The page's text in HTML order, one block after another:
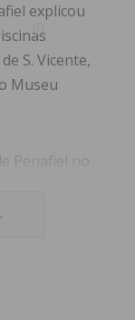
explicou
S. Vicente,
Museu
Penafiel no